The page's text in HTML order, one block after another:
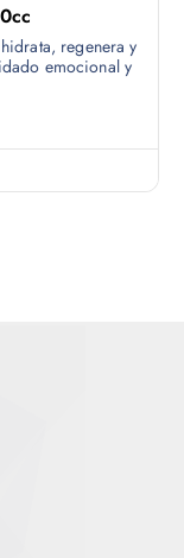
regenera y
emocional y